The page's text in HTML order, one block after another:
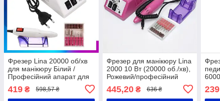
Фрезер Lina 20000 об/хв
для манікюру Білий /
Професійний апарат для
419 ₴ 598,57 ₴
Фрезер для манікюру Lina
2000 10 Вт (20000 об./хв),
Рожевий/професійний
445,20₴ 636 ₴ 239